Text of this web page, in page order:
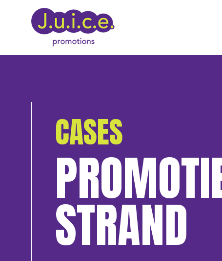
CASES
STRAND